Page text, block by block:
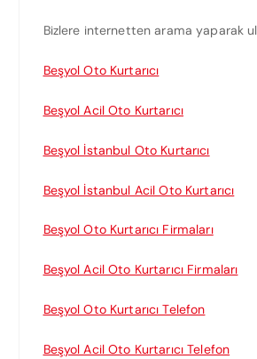
Bizlere internetten arama yaparak
Beşyol Oto Kurtarıcı
Beşyol Acil Oto Kurtarıcı
Beşyol İstanbul Oto Kurtarıcı
Beşyol İstanbul Acil Oto Kurtarıcı
Beşyol Oto Kurtarıcı Firmaları
Beşyol Acil Oto Kurtarıcı Firmaları
Beşyol Oto Kurtarıcı Telefon
Beşyol Acil Oto Kurtarıcı Telefon